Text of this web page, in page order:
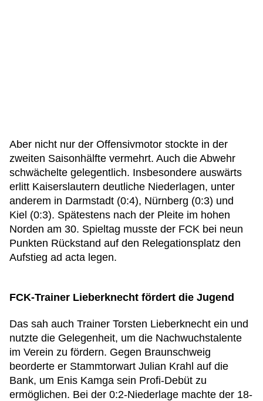
Aber nicht nur der Offensivmotor stockte in der
zweiten Saisonhälfte vermehrt. Auch die Abwehr
schwächelte gelegentlich. Insbesondere auswärts
erlitt Kaiserslautern deutliche Niederlagen, unter
anderem in Darmstadt (0:4), Nürnberg (0:3) und
Kiel (0:3). Spätestens nach der Pleite im hohen
Norden am 30. Spieltag musste der FCK bei neun
Punkten Rückstand auf den Relegationsplatz den
Aufstieg ad acta legen.
FCK-Trainer Lieberknecht fördert die Jugend
Das sah auch Trainer Torsten Lieberknecht ein und
nutzte die Gelegenheit, um die Nachwuchstalente
im Verein zu fördern. Gegen Braunschweig
beorderte er Stammtorwart Julian Krahl auf die
Bank, um Enis Kamga sein Profi-Debüt zu
ermöglichen. Bei der 0:2-Niederlage machte der 18-